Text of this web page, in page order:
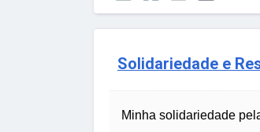
Solidariedade e
Minha solidariedade